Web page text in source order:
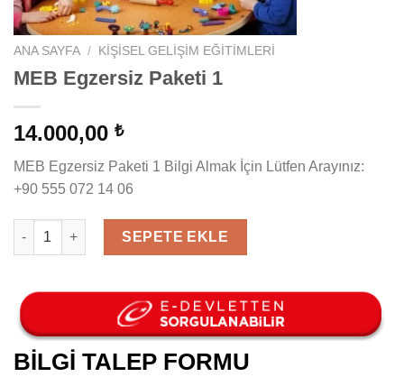
ANA SAYFA / KIŞISEL GELIŞIM EĞITIMLERI
MEB Egzersiz Paketi 1
14.000,00 ₺
MEB Egzersiz Paketi 1 Bilgi Almak İçin Lütfen Arayınız:
+90 555 072 14 06
MEB Egzersiz Paketi 1 adet
SEPETE EKLE
BİLGİ TALEP FORMU